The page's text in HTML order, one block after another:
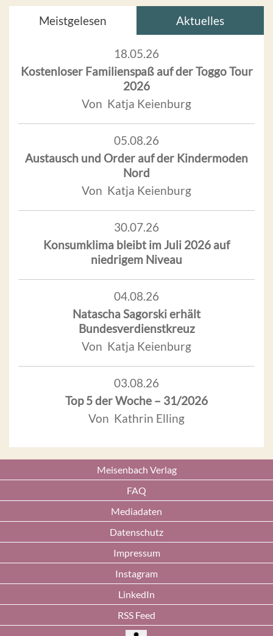
Meistgelesen Aktuelles
18.05.26
Kostenloser Familienspaß auf der Toggo Tour
2026
Von Katja Keienburg
05.08.26
Austausch und Order auf der Kindermoden
Nord
Von Katja Keienburg
30.07.26
Konsumklima bleibt im Juli 2026 auf
niedrigem Niveau
04.08.26
Natascha Sagorski erhält
Bundesverdienstkreuz
Von Katja Keienburg
03.08.26
Top 5 der Woche – 31/2026
Von Kathrin Elling
Meisenbach Verlag
FAQ
Mediadaten
Datenschutz
Impressum
Instagram
LinkedIn
RSS Feed